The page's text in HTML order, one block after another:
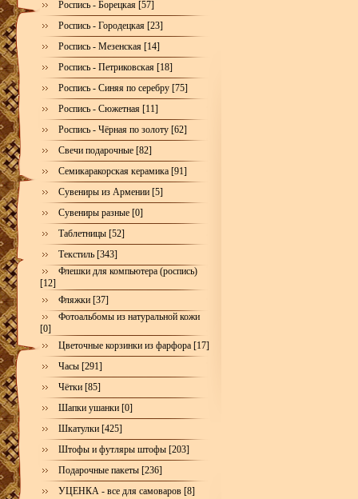
Роспись - Борецкая [57]
Роспись - Городецкая [23]
Роспись - Мезенская [14]
Роспись - Петриковская [18]
Роспись - Синяя по серебру [75]
Роспись - Сюжетная [11]
Роспись - Чёрная по золоту [62]
Свечи подарочные [82]
Семикаракорская керамика [91]
Сувениры из Армении [5]
Сувениры разные [0]
Таблетницы [52]
Текстиль [343]
Флешки для компьютера (роспись)
[12]
Фляжки [37]
Фотоальбомы из натуральной кожи
[0]
Цветочные корзинки из фарфора [17]
Часы [291]
Чётки [85]
Шапки ушанки [0]
Шкатулки [425]
Штофы и футляры штофы [203]
Подарочные пакеты [236]
УЦЕНКА - все для самоваров [8]